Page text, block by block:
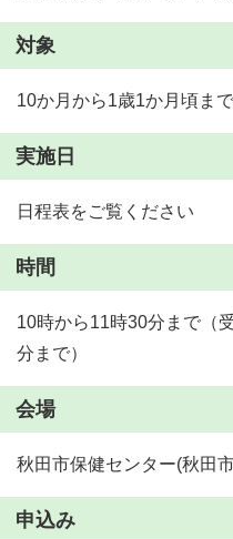
対象
10か月から1歳1か月頃ま
実施日
日程表をご覧ください
時間
10時から11時30分まで（
分まで）
会場
秋田市保健センター(秋田
申込み